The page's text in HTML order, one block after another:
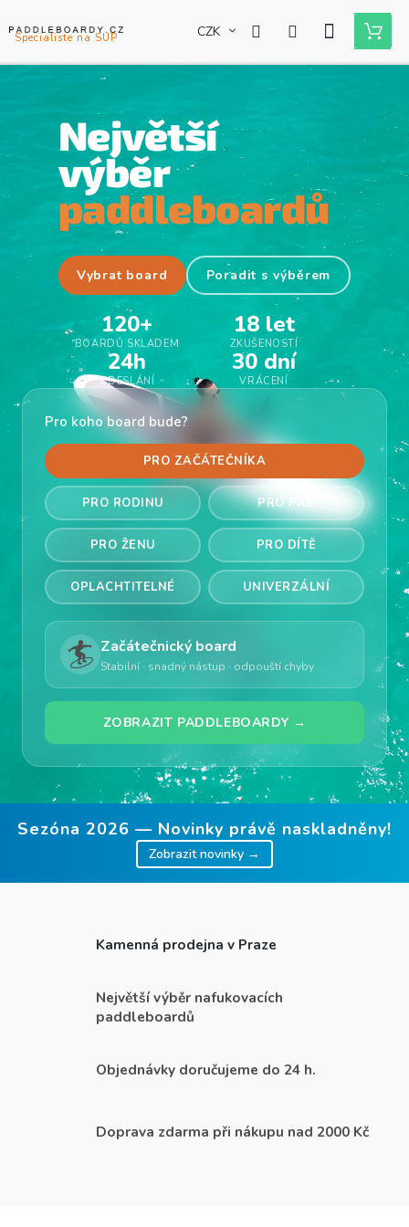
na
obsah
CZK
Nákupní
košík
Největší
výběr
paddleboardů
Vybrat board Poradit s výběrem
120+
BOARDŮ SKLADEM
18 let
ZKUŠENOSTÍ
24h
ODESLÁNÍ
30 dní
VRÁCENÍ
Pro koho board bude?
PRO ZAČÁTEČNÍKA
PRO RODINU PRO PÁR
PRO ŽENU PRO DÍTĚ
OPLACHTITELNÉ UNIVERZÁLNÍ
🏄 Začátečnický board
Stabilní · snadný nástup · odpouští chyby
ZOBRAZIT PADDLEBOARDY →
Sezóna 2026 — Novinky právě naskladněny!
Zobrazit novinky →
Kamenná prodejna v Praze
Největší výběr nafukovacích
paddleboardů
Objednávky doručujeme do 24 h.
Doprava zdarma při nákupu nad 2000 Kč